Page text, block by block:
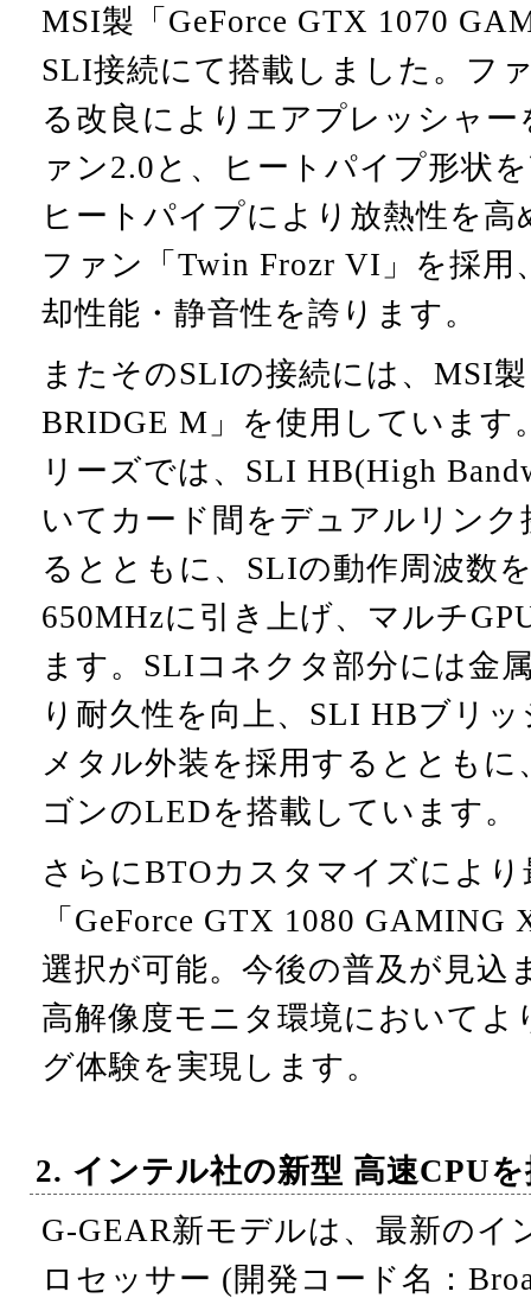
MSI製「GeForce GTX 1070
SLI接続にて搭載しました。フ
る改良によりエアプレッシャ
ァン2.0と、ヒートパイプ形状
ヒートパイプにより放熱性を
ファン「Twin Frozr VI」を採用
却性能・静音性を誇ります。
またそのSLIの接続には、MSI
BRIDGE M」を使用しています
リーズでは、SLI HB(High
いてカード間をデュアルリン
るとともに、SLIの動作周波数
650MHzに引き上げ、マルチ
ます。SLIコネクタ部分には金
り耐久性を向上、SLI HBブリ
メタル外装を採用するととも
ゴンのLEDを搭載しています。
さらにBTOカスタマイズによ
「GeForce GTX 1080
選択が可能。今後の普及が見込
高解像度モニタ環境においてよ
グ体験を実現します。
2. インテル社の新型 高速CPU
G-GEAR新モデルは、最新の
ロセッサー (開発コード名：